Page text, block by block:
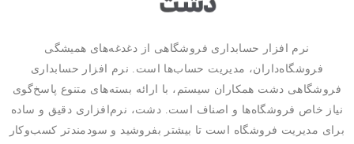
نرم افزار حسابداری فروشگاهی از دغدغه‌های همیشگی
فروشگاه‌داران، مدیریت حساب‌ها است. نرم افزار حسابداری
فروشگاهی دشت همکاران سیستم، با ارائه بسته‌های متنوع پاسخ‌گوی
نیاز خاص فروشگاه‌ها و اصناف است. دشت، نرم‌افزاری دقیق و ساده
برای مدیریت فروشگاه است تا بیشتر بفروشید و سودمندتر کسب‌وکار